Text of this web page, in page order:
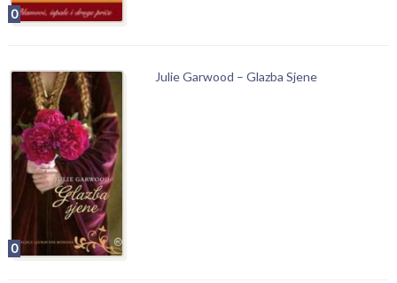
0
0
Julie Garwood – Glazba Sjene